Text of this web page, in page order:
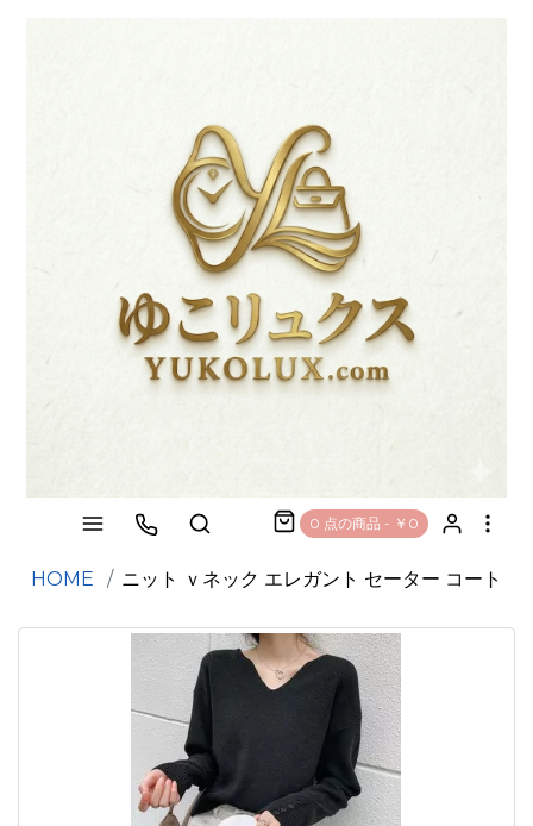
0 点の商品 - ￥0
HOME ニット ｖネック エレガント セーター コート